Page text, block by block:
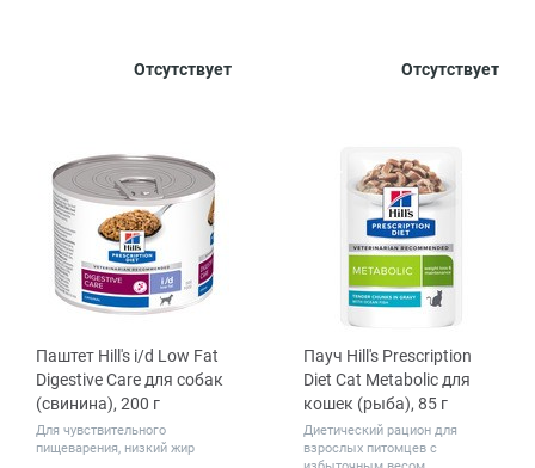
Отсутствует
1.5 12 Отсутствует
1.5 12
Паштет Hill's i/d Low Fat
Digestive Care для собак
(свинина), 200 г
Для чувствительного
пищеварения, низкий жир
Пауч Hill's Prescription
Diet Cat Metabolic для
кошек (рыба), 85 г
Диетический рацион для
взрослых питомцев с